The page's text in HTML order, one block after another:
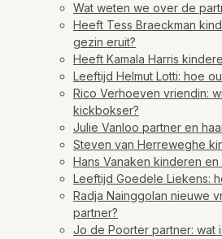
Wat weten we over de
Heeft Tess Braeckman
gezin eruit?
Heeft Kamala Harris
Leeftijd Helmut Lotti: hoe
Rico Verhoeven vriendin:
kickbokser?
Julie Vanloo partner en
Steven van Herreweghe
Hans Vanaken kinderen
Leeftijd Goedele Liekens:
Radja Nainggolan nieuwe
partner?
Jo de Poorter partner: wat